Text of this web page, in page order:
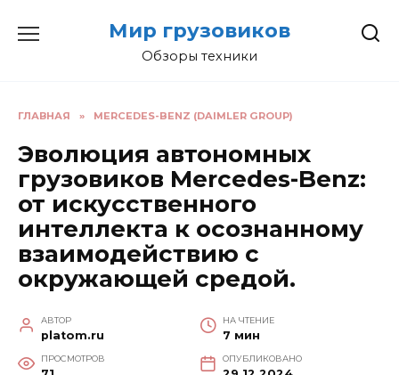
Мир грузовиков
Обзоры техники
ГЛАВНАЯ » MERCEDES-BENZ (DAIMLER GROUP)
Эволюция автономных
грузовиков Mercedes-Benz:
от искусственного
интеллекта к осознанному
взаимодействию с
окружающей средой.
АВТОР
platom.ru
НА ЧТЕНИЕ
7 мин
ПРОСМОТРОВ ОПУБЛИКОВАНО